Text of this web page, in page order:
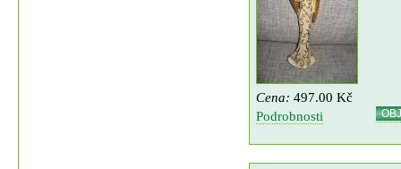
Cena: 497.00 Kč
Podrobnosti